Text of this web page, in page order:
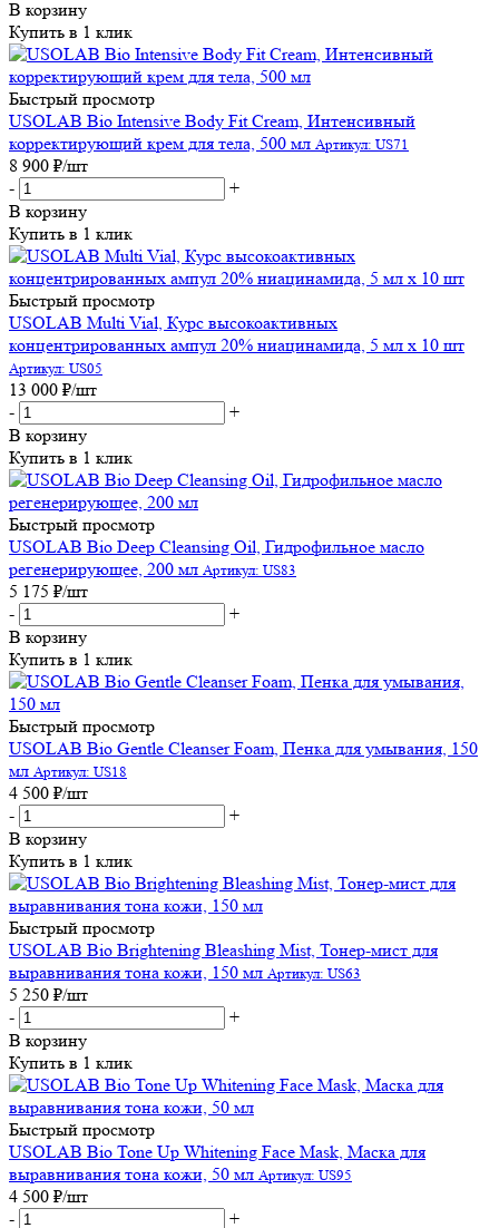
В корзину
Купить в 1 клик
Быстрый просмотр
USOLAB Bio Intensive Body Fit Cream, Интенсивный
корректирующий крем для тела, 500 мл Артикул: US71
8 900 ₽/шт
-
+
В корзину
Купить в 1 клик
Быстрый просмотр
USOLAB Multi Vial, Курс высокоактивных
концентрированных ампул 20% ниацинамида, 5 мл х 10 шт
Артикул: US05
13 000 ₽/шт
-
+
В корзину
Купить в 1 клик
Быстрый просмотр
USOLAB Bio Deep Cleansing Oil, Гидрофильное масло
регенерирующее, 200 мл Артикул: US83
5 175 ₽/шт
-
+
В корзину
Купить в 1 клик
Быстрый просмотр
USOLAB Bio Gentle Cleanser Foam, Пенка для умывания, 150
мл Артикул: US18
4 500 ₽/шт
-
+
В корзину
Купить в 1 клик
Быстрый просмотр
USOLAB Bio Brightening Bleashing Mist, Тонер-мист для
выравнивания тона кожи, 150 мл Артикул: US63
5 250 ₽/шт
-
+
В корзину
Купить в 1 клик
Быстрый просмотр
USOLAB Bio Tone Up Whitening Face Mask, Маска для
выравнивания тона кожи, 50 мл Артикул: US95
4 500 ₽/шт
-
+